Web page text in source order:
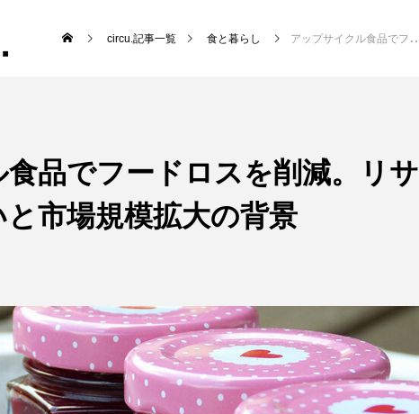
circu.記事一覧 食と暮らし アップサイクル食品でフードロスを削減。リサイクルとの違いと市場規模拡大の背景
品でフードロスを削減。リサ
市場規模拡大の背景